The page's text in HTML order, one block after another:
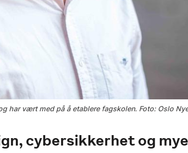
har vært med på å etablere fagskolen. Foto: Oslo
cybersikkerhet og